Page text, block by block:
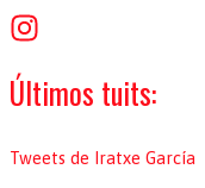
r
Últimos tuits:
Tweets de Iratxe García